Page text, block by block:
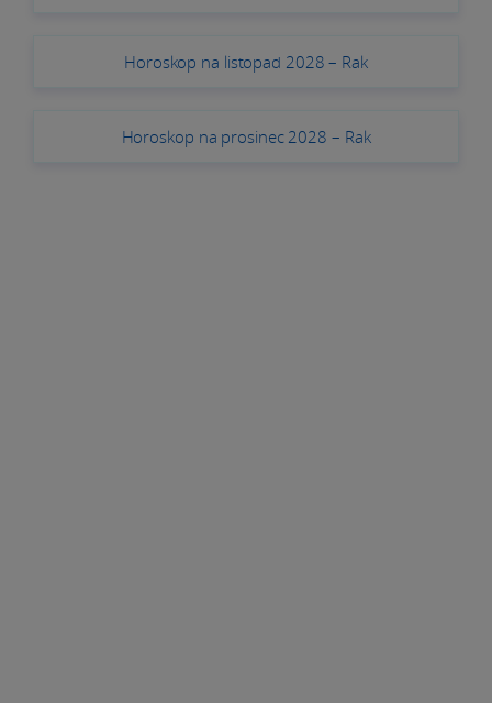
Horoskop na listopad 2028 – Rak
Horoskop na prosinec 2028 – Rak